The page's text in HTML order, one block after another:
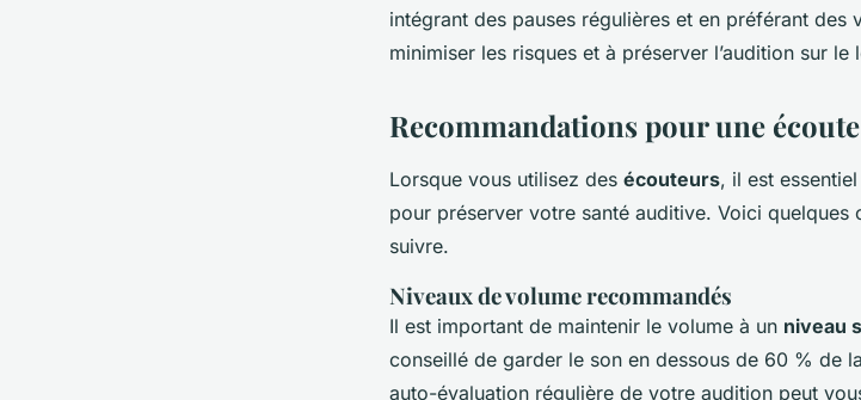
intégrant des pauses régulières et en préférant des
minimiser les risques et à préserver l’audition sur le
Recommandations pour une
Lorsque vous utilisez des écouteurs, il est
pour préserver votre santé auditive. Voici quelques
suivre.
Niveaux de volume recommandés
Il est important de maintenir le volume à un niveau
conseillé de garder le son en dessous de 60 % de
auto-évaluation régulière de votre audition peut